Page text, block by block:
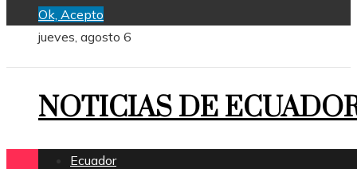
Ok, Acepto
jueves, agosto 6
NOTICIAS DE
Ecuador